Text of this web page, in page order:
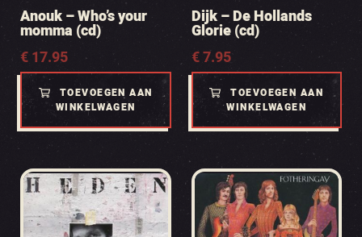
Anouk – Who’s your
momma (cd)
€17.95
TOEVOEGEN AAN
WINKELWAGEN
Dijk – De Hollands
Glorie (cd)
€7.95
TOEVOEGEN AAN
WINKELWAGEN